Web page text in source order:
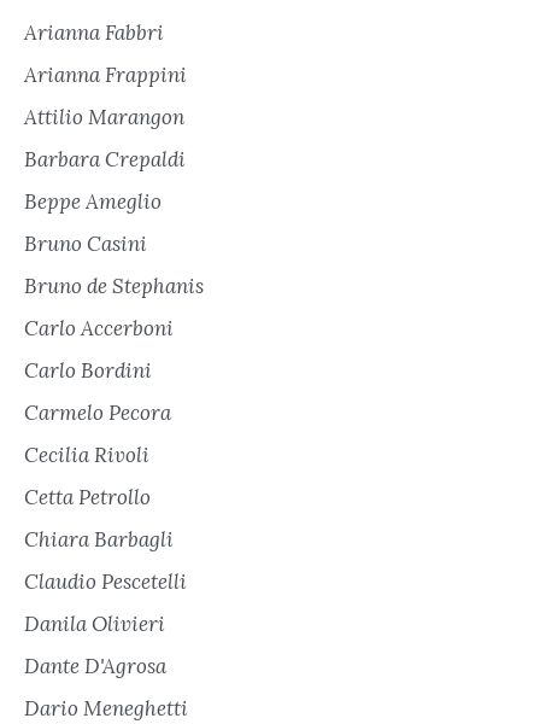
Arianna Fabbri
Arianna Frappini
Attilio Marangon
Barbara Crepaldi
Beppe Ameglio
Bruno Casini
Bruno de Stephanis
Carlo Accerboni
Carlo Bordini
Carmelo Pecora
Cecilia Rivoli
Cetta Petrollo
Chiara Barbagli
Claudio Pescetelli
Danila Olivieri
Dante D'Agrosa
Dario Meneghetti